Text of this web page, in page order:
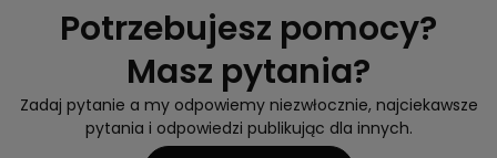
Potrzebujesz pomocy?
Masz pytania?
Zadaj pytanie a my odpowiemy niezwłocznie, najciekawsze
pytania i odpowiedzi publikując dla innych.